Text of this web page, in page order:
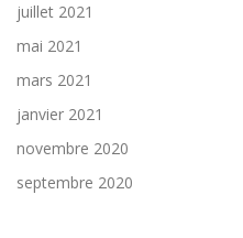
juillet 2021
mai 2021
mars 2021
janvier 2021
novembre 2020
septembre 2020